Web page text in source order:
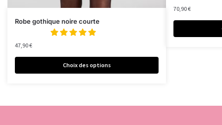
Robe gothique noire courte
47,90€
Choix des options
70,90€